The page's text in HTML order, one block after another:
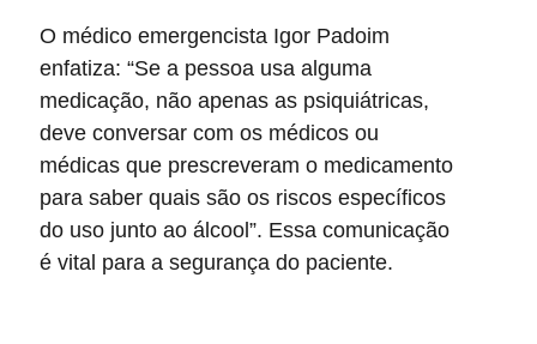
O médico emergencista Igor Padoim
enfatiza: “Se a pessoa usa alguma
medicação, não apenas as psiquiátricas,
deve conversar com os médicos ou
médicas que prescreveram o medicamento
para saber quais são os riscos específicos
do uso junto ao álcool”. Essa comunicação
é vital para a segurança do paciente.